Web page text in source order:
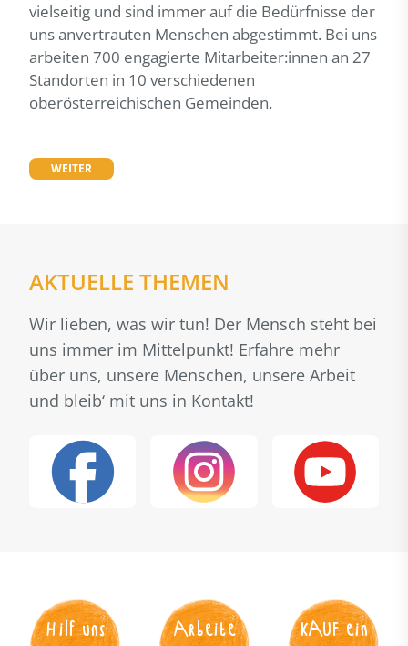
vielseitig und sind immer auf die Bedürfnisse der
uns anvertrauten Menschen abgestimmt. Bei uns
arbeiten 700 engagierte Mitarbeiter:innen an 27
Standorten in 10 verschiedenen
oberösterreichischen Gemeinden.
WEITER
AKTUELLE THEMEN
Wir lieben, was wir tun! Der Mensch steht bei
uns immer im Mittelpunkt! Erfahre mehr
über uns, unsere Menschen, unsere Arbeit
und bleib‘ mit uns in Kontakt!
Hilf uns
Arbeite
KAUF ein